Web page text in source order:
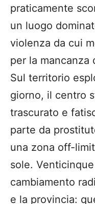
praticamente
un luogo
violenza da cui
per la
Sul territorio
giorno, il centro
trascurato e
parte da
una zona off-
sole.
cambiamento
e la provincia: